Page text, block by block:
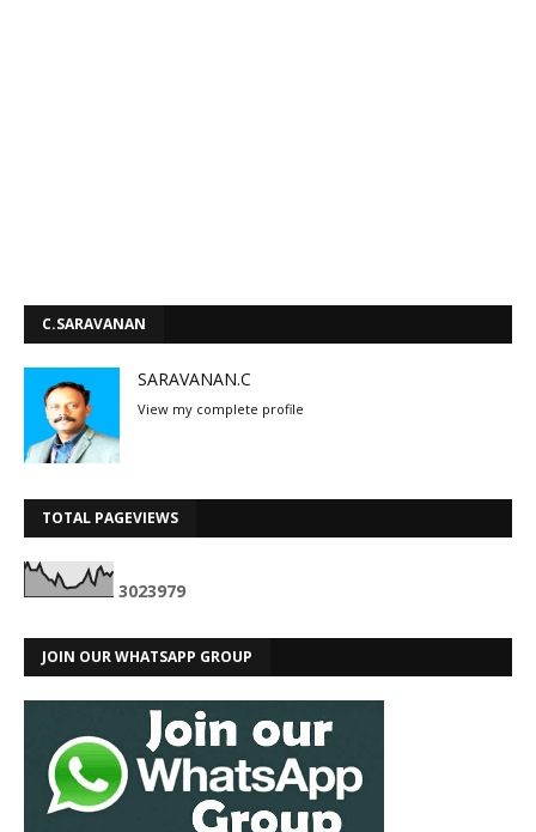
C.SARAVANAN
SARAVANAN.C
View my complete profile
TOTAL PAGEVIEWS
3023979
JOIN OUR WHATSAPP GROUP